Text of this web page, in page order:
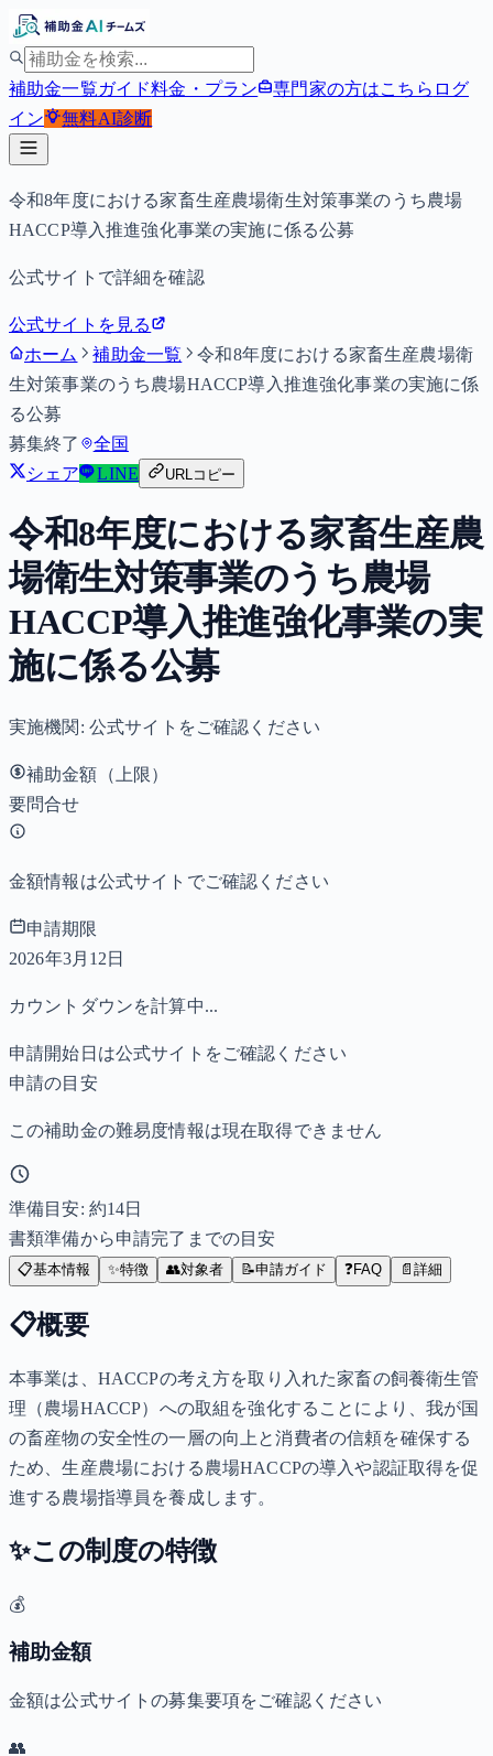
補助金一覧ガイド料金・プラン 専門家の方はこちら ログ
イン
無料AI診断
令和8年度における家畜生産農場衛生対策事業のうち農場
HACCP導入推進強化事業の実施に係る公募
公式サイトで詳細を確認
公式サイトを見る
ホーム
補助金一覧
令和8年度における家畜生産農場衛
生対策事業のうち農場HACCP導入推進強化事業の実施に係
る公募
募集終了
全国
シェア
LINE URLコピー
令和8年度における家畜生産農
場衛生対策事業のうち農場
HACCP導入推進強化事業の実
施に係る公募
実施機関: 公式サイトをご確認ください
補助金額（上限）
要問合せ
金額情報は公式サイトでご確認ください
申請期限
2026年3月12日
カウントダウンを計算中...
申請開始日は公式サイトをご確認ください
申請の目安
この補助金の難易度情報は現在取得できません
準備目安: 約14日
書類準備から申請完了までの目安
📋基本情報 ✨特徴 👥対象者 📝申請ガイド ❓FAQ 📄 詳細
📋概要
本事業は、HACCPの考え方を取り入れた家畜の飼養衛生管
理（農場HACCP）への取組を強化することにより、我が国
の畜産物の安全性の一層の向上と消費者の信頼を確保する
ため、生産農場における農場HACCPの導入や認証取得を促
進する農場指導員を養成します。
✨この制度の特徴
💰
補助金額
金額は公式サイトの募集要項をご確認ください
👥